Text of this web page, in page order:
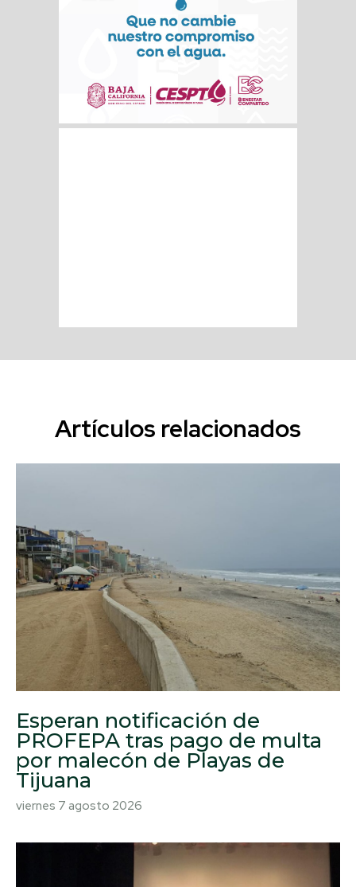
Artículos relacionados
Esperan notificación de
PROFEPA tras pago de multa
por malecón de Playas de
Tijuana
viernes 7 agosto 2026